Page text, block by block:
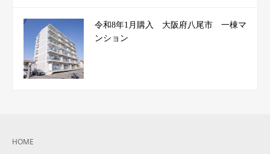
令和8年1月購入 大阪府八尾市 一棟マ
ンション
HOME